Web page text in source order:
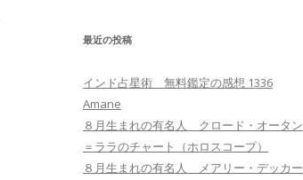
最近の投稿
インド占星術 無料鑑定の感想 1336
Amane
８月生まれの有名人 クロード・オータン
＝ララのチャート（ホロスコープ）
８月生まれの有名人 メアリー・デッカー